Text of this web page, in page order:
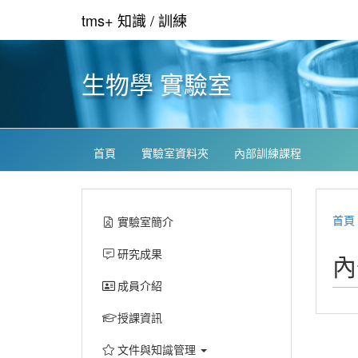
tms+ 知識 / 訓練
生物學 實驗室
首頁 實驗室資料夾 內部訓練課程
實驗室簡介
研究成果
成員介紹
授課資訊
文件與知識管理
首頁